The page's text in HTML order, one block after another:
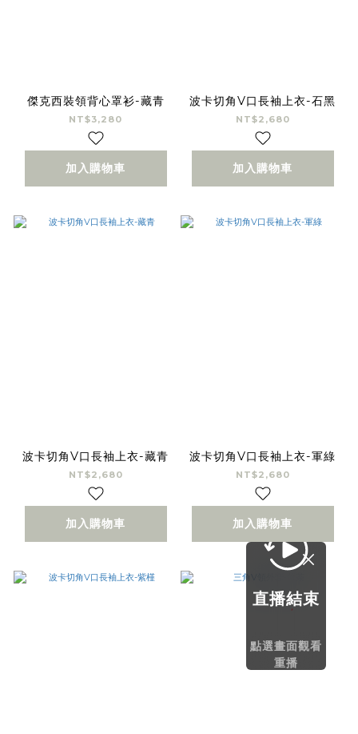
傑克西裝領背心罩衫-藏青
NT$3,280
加入購物車
波卡切角V口長袖上衣-石黑
NT$2,680
加入購物車
波卡切角V口長袖上衣-藏青
NT$2,680
加入購物車
波卡切角V口長袖上衣-軍綠
NT$2,680
加入購物車
直播結束
點選畫面觀看
重播